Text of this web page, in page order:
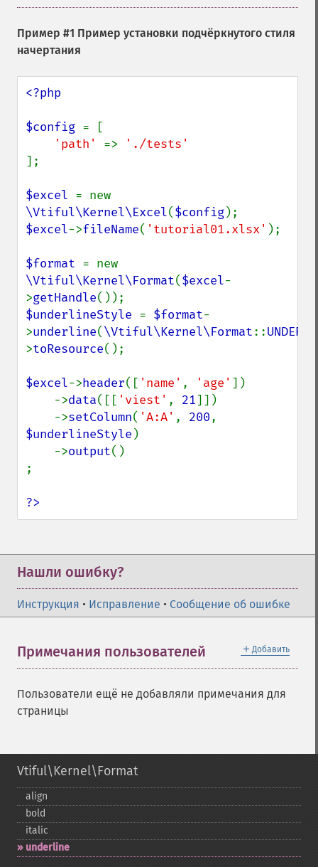
Пример #1 Пример установки подчёркнутого стиля
начертания
<?php
$config = [
'path' =>
];
$excel
\Vtiful\Kernel\Excel($config
$excel->fileName( 'tutorial01.xlsx' );
$format
\Vtiful\Kernel\Format($excel-
>getHandle
$underlineStyle = $format-
>underline(\Vtiful\Kernel\Format::
>toResource();
$excel->header([ 'name' , 'age' ])
    ->
data([[ 'viest' , 21]])
    ->
setColumn( 'A:A' , 200
$underlineStyle )
    ->
output()
;
?>
Нашли ошибку?
Инструкция • Исправление • Сообщение об ошибке
＋ Добавить
Примечания пользователей
Пользователи ещё не добавляли примечания для
страницы
Vtiful\Kernel\Format
align
bold
italic
underline